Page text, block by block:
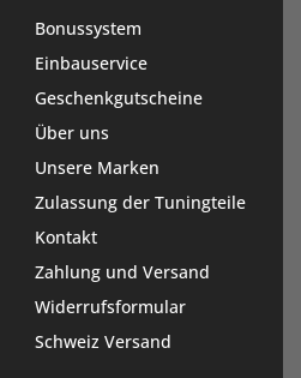
Bonussystem
Einbauservice
Geschenkgutscheine
Über uns
Unsere Marken
Zulassung der Tuningteile
Kontakt
Zahlung und Versand
Widerrufsformular
Schweiz Versand